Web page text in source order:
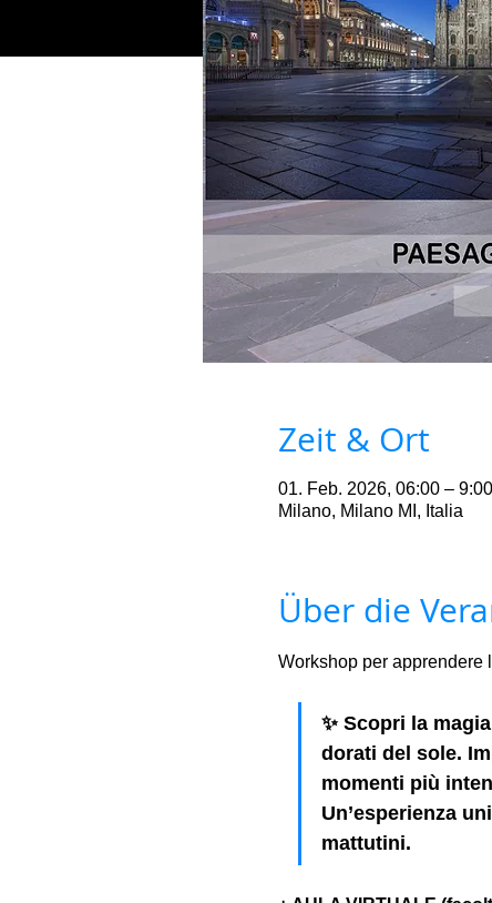
Zeit & Ort
01. Feb. 2026, 06:00 – 9:00
Milano, Milano MI, Italia
Über die
Workshop per apprendere
✨ Scopri la
dorati del sole.
momenti più
Un’esperienza
mattutini.